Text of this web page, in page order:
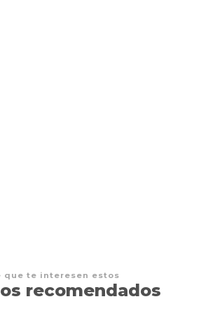
que te interesen estos
recomendados